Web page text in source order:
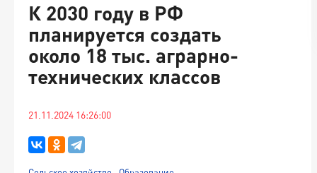
К 2030 году в РФ
планируется создать
около 18 тыс. аграрно-
технических классов
21.11.2024 16:26:00